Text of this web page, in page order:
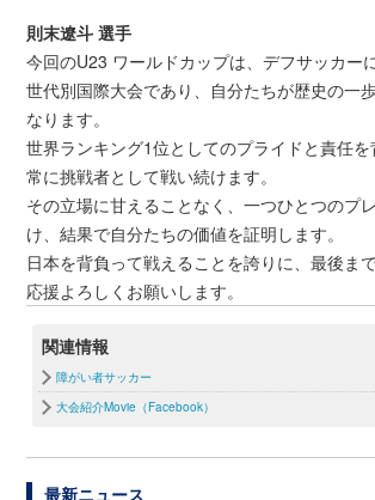
則末遼斗 選手
今回のU23 ワールドカップは、デフサッカー
世代別国際大会であり、自分たちが歴史の一
なります。
世界ランキング1位としてのプライドと責任を
常に挑戦者として戦い続けます。
その立場に甘えることなく、一つひとつのプ
け、結果で自分たちの価値を証明します。
日本を背負って戦えることを誇りに、最後ま
応援よろしくお願いします。
関連情報
障がい者サッカー
大会紹介Movie（Facebook）
最新ニュース